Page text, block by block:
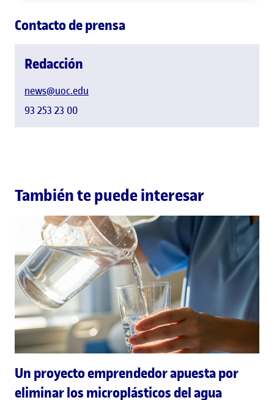
Contacto de prensa
Redacción
news@uoc.edu
93 253 23 00
También te puede interesar
Un proyecto emprendedor apuesta por
eliminar los microplásticos del agua